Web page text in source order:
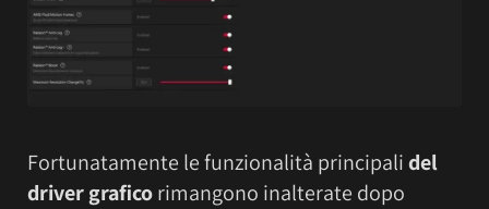
Fortunatamente le funzionalità principalidel
driver graficorimangono inalterate dopo